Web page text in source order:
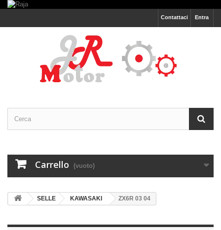
Entra
Contattaci
Carrello (vuoto)
SELLE KAWASAKI ZX6R 03 04